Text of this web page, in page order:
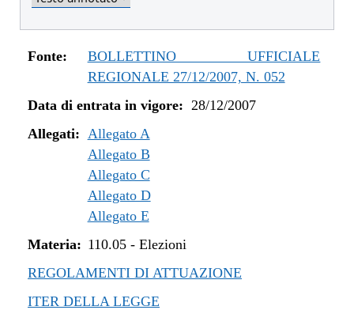
Fonte:
BOLLETTINO UFFICIALE
REGIONALE 27/12/2007, N. 052
Data di entrata in vigore: 28/12/2007
Allegati: Allegato A
Allegato B
Allegato C
Allegato D
Allegato E
Materia: 110.05- Elezioni
REGOLAMENTI DI ATTUAZIONE
ITER DELLA LEGGE